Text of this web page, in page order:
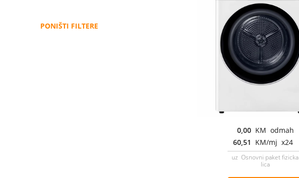
PONIŠTI FILTERE
0,00 KM odmah
60,51 KM/mj x24
uz Osnovni paket fizicka
lica